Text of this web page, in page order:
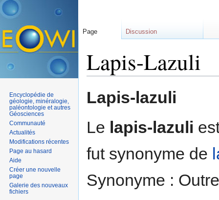
Lapis-Lazuli
Lapis-lazuli
Le lapis-lazuli
fut synonyme de
Synonyme :
Page Discussion
Encyclopédie de
géologie, minéralogie,
paléontologie et autres
Géosciences
Communauté
Actualités
Modifications récentes
Page au hasard
Aide
Créer une nouvelle
page
Galerie des nouveaux
fichiers